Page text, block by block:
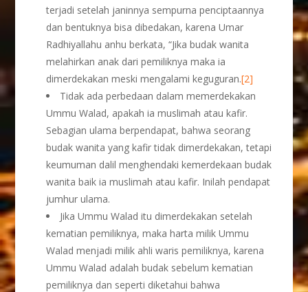
terjadi setelah janinnya sempurna penciptaannya
dan bentuknya bisa dibedakan, karena Umar
Radhiyallahu anhu berkata, “Jika budak wanita
melahirkan anak dari pemiliknya maka ia
dimerdekakan meski mengalami keguguran.[2]
Tidak ada perbedaan dalam memerdekakan
Ummu Walad, apakah ia muslimah atau kafir.
Sebagian ulama berpendapat, bahwa seorang
budak wanita yang kafir tidak dimerdekakan, tetapi
keumuman dalil menghendaki kemerdekaan budak
wanita baik ia muslimah atau kafir. Inilah pendapat
jumhur ulama.
Jika Ummu Walad itu dimerdekakan setelah
kematian pemiliknya, maka harta milik Ummu
Walad menjadi milik ahli waris pemiliknya, karena
Ummu Walad adalah budak sebelum kematian
pemiliknya dan seperti diketahui bahwa